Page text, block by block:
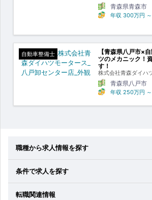
青森県青森市
年収 300万円 ～
自動車整備士
【青森県八戸市×
ツのメカニック！
す！
株式会社青森ダイハ
青森県八戸市
年収 250万円 ～
職種から求人情報を探す
条件で求人を探す
転職関連情報